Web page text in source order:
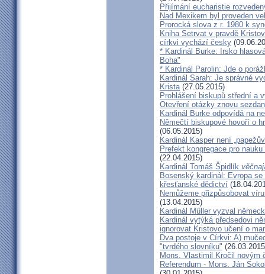
Přijímání eucharistie
Nad Mexikem byl proveden
Prorocká slova z r. 1980 k
Kniha Setrvat v pravdě
církvi vychází česky
* Kardinál Burke: Irsko
Boha"
* Kardinál Parolin: Jde o
Kardinál Sarah: Je správné
Krista(27.05.2015)
Prohlášení biskupů střední a
Otevření otázky znovu
Kardinál Burke odpovídá na
Němečtí biskupové hovoří o
(06.05.2015)
Kardinál Kasper není
Prefekt kongregace pro
(22.04.2015)
Kardinál Tomáš Špidlík
Bosenský kardinál: Evropa
křesťanské dědictví
Nemůžeme přizpůsobovat
(13.04.2015)
Kardinál Műller vyzval
Kardinál vytýká předsedovi
ignorovat Kristovo učení o
Dva postoje v Církvi: A)
"tvrdého slovníku"
Mons. Vlastimil Kročil novým
Referendum - Mons. Ján